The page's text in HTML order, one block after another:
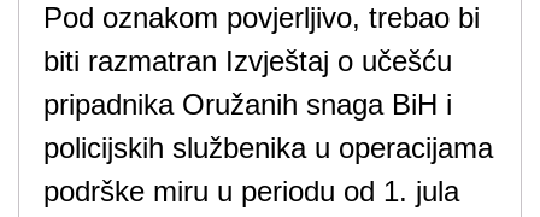
Pod oznakom povjerljivo, trebao bi
biti razmatran Izvještaj o učešću
pripadnika Oružanih snaga BiH i
policijskih službenika u operacijama
podrške miru u periodu od 1. jula